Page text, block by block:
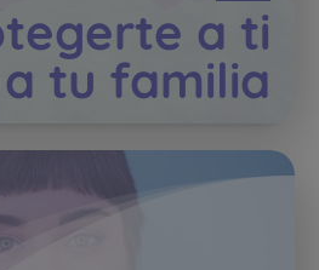
a ti
tu familia